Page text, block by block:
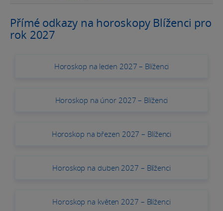
Přímé odkazy na horoskopy Blíženci pro
rok 2027
Horoskop na leden 2027 – Blíženci
Horoskop na únor 2027 – Blíženci
Horoskop na březen 2027 – Blíženci
Horoskop na duben 2027 – Blíženci
Horoskop na květen 2027 – Blíženci